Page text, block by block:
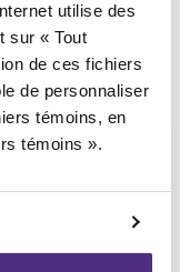
utilise des
sur « Tout
de ces fichiers
de personnaliser
témoins, en
témoins ».